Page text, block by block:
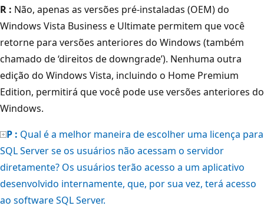
R : Não, apenas as versões pré-instaladas (OEM) do
Windows Vista Business e Ultimate permitem que você
retorne para versões anteriores do Windows (também
chamado de ‘direitos de downgrade’). Nenhuma outra
edição do Windows Vista, incluindo o Home Premium
Edition, permitirá que você pode use versões anteriores do
Windows.
P : Qual é a melhor maneira de escolher uma licença para
SQL Server se os usuários não acessam o servidor
diretamente? Os usuários terão acesso a um aplicativo
desenvolvido internamente, que, por sua vez, terá acesso
ao software SQL Server.